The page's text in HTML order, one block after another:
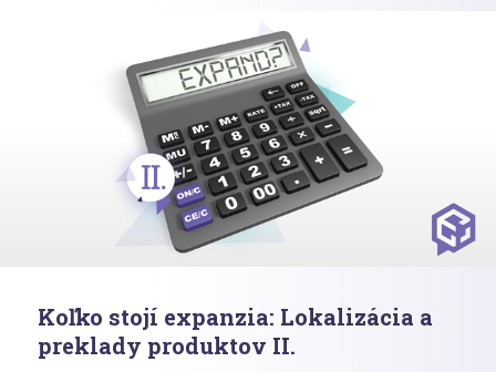
Mladypodnikatel.cz.
Koľko stojí expanzia: Lokalizácia a
preklady produktov II.